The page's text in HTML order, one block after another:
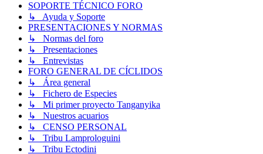
SOPORTE TÉCNICO FORO
↳ Ayuda y Soporte
PRESENTACIONES Y NORMAS
↳ Normas del foro
↳ Presentaciones
↳ Entrevistas
FORO GENERAL DE CÍCLIDOS
↳ Área general
↳ Fichero de Especies
↳ Mi primer proyecto Tanganyika
↳ Nuestros acuarios
↳ CENSO PERSONAL
↳ Tribu Lamprologuini
↳ Tribu Ectodini